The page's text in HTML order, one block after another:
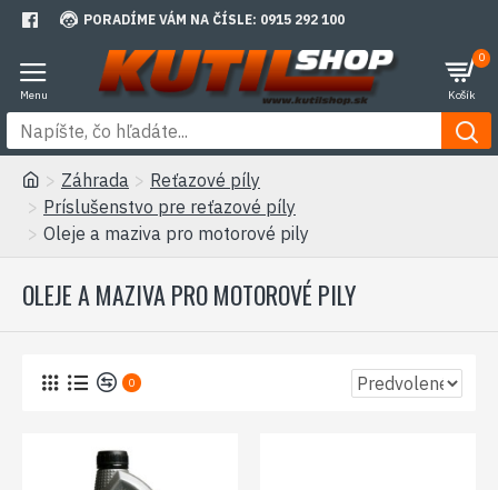
PORADÍME VÁM NA ČÍSLE: 0915 292 100
0
Záhrada
Reťazové píly
Príslušenstvo pre reťazové píly
Oleje a maziva pro motorové pily
OLEJE A MAZIVA PRO MOTOROVÉ PILY
0